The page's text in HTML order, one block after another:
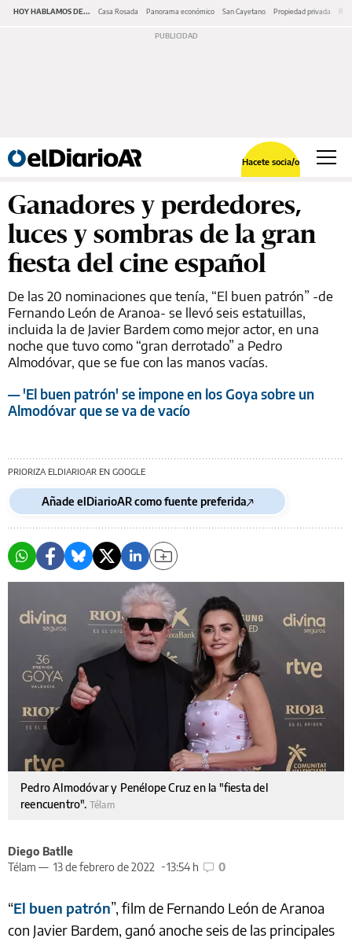
HOY HABLAMOS DE... Casa Rosada Panorama económico San Cayetano Propiedad privada
Hacete socia/o
Ganadores y perdedores,
luces y sombras de la gran
fiesta del cine español
De las 20 nominaciones que tenía, “El buen patrón” -de
Fernando León de Aranoa- se llevó seis estatuillas,
incluida la de Javier Bardem como mejor actor, en una
noche que tuvo como “gran derrotado” a Pedro
Almodóvar, que se fue con las manos vacías.
— 'El buen patrón' se impone en los Goya sobre un
Almodóvar que se va de vacío
PRIORIZA ELDIARIOAR EN GOOGLE
Añade elDiarioAR como fuente preferida
Pedro Almodóvar y Penélope Cruz en la "fiesta del
reencuentro". Télam
Diego Batlle
Télam — 13 de febrero de 2022 13:54 h 0
“El buen patrón”, film de Fernando León de Aranoa
con Javier Bardem, ganó anoche seis de las principales